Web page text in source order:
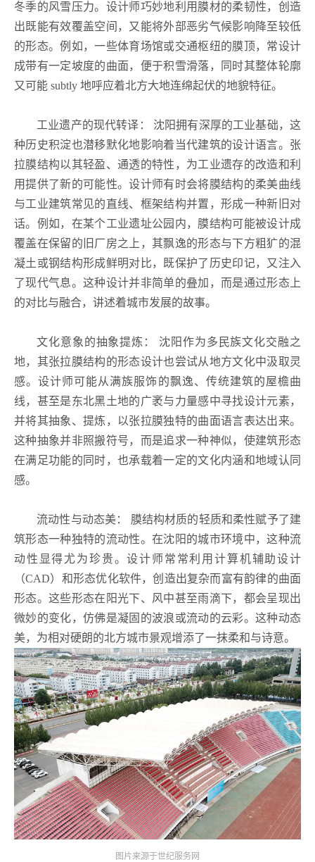
冬季的风雪压力。设计师巧妙地利用膜材的柔韧性，创造
出既能有效覆盖空间，又能将外部恶劣气候影响降至较低
的形态。例如，一些体育场馆或交通枢纽的膜顶，常设计
成带有一定坡度的曲面，便于积雪滑落，同时其整体轮廓
又可能 subtly 地呼应着北方大地连绵起伏的地貌特征。
工业遗产的现代转译： 沈阳拥有深厚的工业基础，这
种历史积淀也潜移默化地影响着当代建筑的设计语言。张
拉膜结构以其轻盈、通透的特性，为工业遗存的改造和利
用提供了新的可能性。设计师有时会将膜结构的柔美曲线
与工业建筑常见的直线、框架结构并置，形成一种新旧对
话。例如，在某个工业遗址公园内，膜结构可能被设计成
覆盖在保留的旧厂房之上，其飘逸的形态与下方粗犷的混
凝土或钢结构形成鲜明对比，既保护了历史印记，又注入
了现代气息。这种设计并非简单的叠加，而是通过形态上
的对比与融合，讲述着城市发展的故事。
文化意象的抽象提炼： 沈阳作为多民族文化交融之
地，其张拉膜结构的形态设计也尝试从地方文化中汲取灵
感。设计师可能从满族服饰的飘逸、传统建筑的屋檐曲
线，甚至是东北黑土地的广袤与力量感中寻找设计元素，
并将其抽象、提炼，以张拉膜独特的曲面语言表达出来。
这种抽象并非照搬符号，而是追求一种神似，使建筑形态
在满足功能的同时，也承载着一定的文化内涵和地域认同
感。
流动性与动态美： 膜结构材质的轻质和柔性赋予了建
筑形态一种独特的流动性。在沈阳的城市环境中，这种流
动性显得尤为珍贵。设计师常常利用计算机辅助设计
（CAD）和形态优化软件，创造出复杂而富有韵律的曲面
形态。这些形态在阳光下、风中甚至雨滴下，都会呈现出
微妙的变化，仿佛是凝固的波浪或流动的云彩。这种动态
美，为相对硬朗的北方城市景观增添了一抹柔和与诗意。
图片来源于世纪服务网